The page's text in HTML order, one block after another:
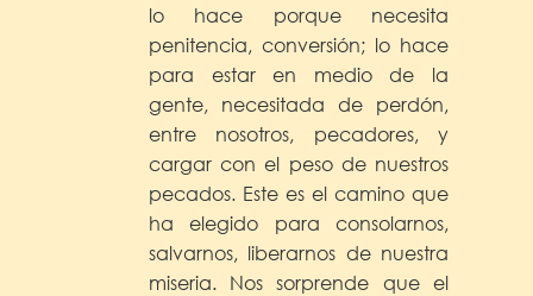
lo hace porque necesita
penitencia, conversión; lo hace
para estar en medio de la
gente, necesitada de perdón,
entre nosotros, pecadores, y
cargar con el peso de nuestros
pecados. Este es el camino que
ha elegido para consolarnos,
salvarnos, liberarnos de nuestra
miseria. Nos sorprende que el